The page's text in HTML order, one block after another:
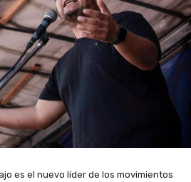
es el nuevo líder de los movimientos